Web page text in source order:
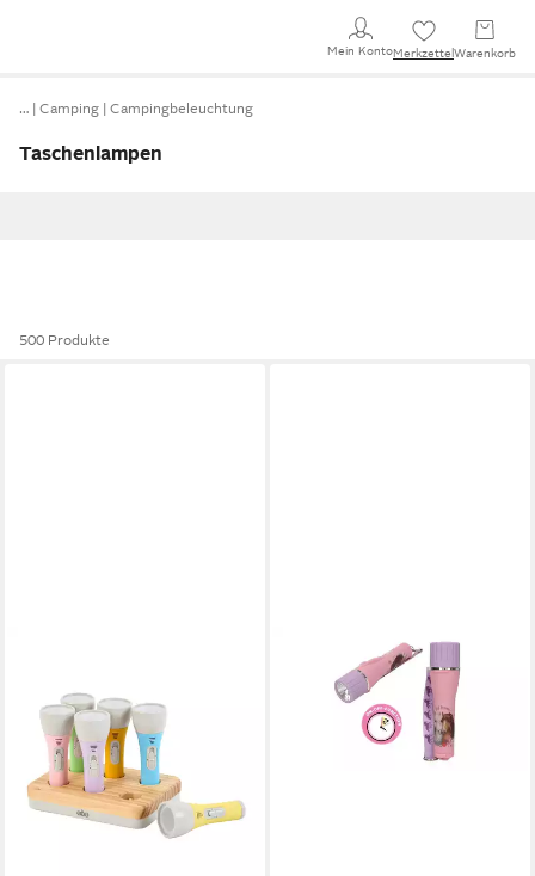
Mein KontoMerkzettel Warenkorb
… Camping Campingbeleuchtung
Taschenlampen
500 Produkte